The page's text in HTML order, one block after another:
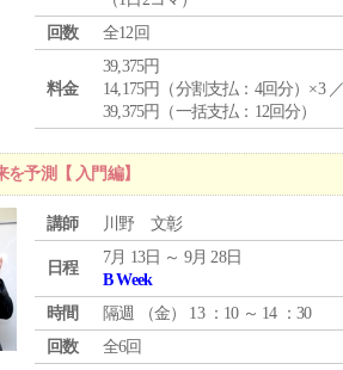
回数
全12回
料金
39,375円
14,175円（分割支払：4回分）×3
39,375円（一括支払：12回分）
を予測【 入門編】
講師 川野 文彰
日程
7月 13日 ～ 9月 28日
B Week
時間
隔週 （金） 13 ：10 ～ 14 ：30
回数
全6回